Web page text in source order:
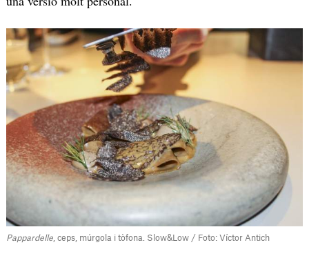
Pappardelle, ceps, múrgola i tòfona. Slow&Low / Foto: Víctor Antich